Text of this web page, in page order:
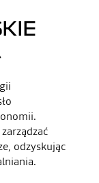
odzyskując